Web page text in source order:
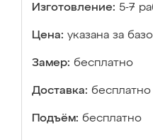
Изготовление: 5-7
Цена: указана за
Замер: бесплатно
Доставка: бесплатно
Подъём: бесплатно